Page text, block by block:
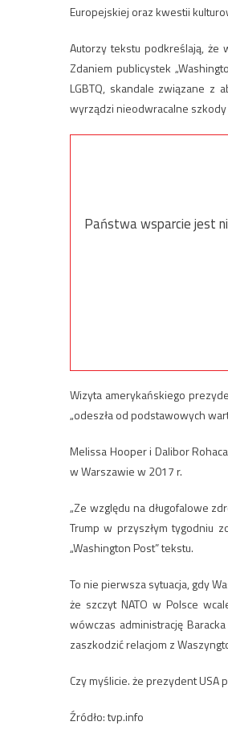
Europejskiej oraz kwestii
Autorzy tekstu podkreślają, że
Zdaniem publicystek
LGBTQ, skandale związane z
wyrządzi nieodwracalne
Państwa wsparcie jest
Wizyta amerykańskiego
„odeszła od podstawowych
Melissa Hooper i Dalibor
w Warszawie w 2017 r.
„Ze względu na długofalowe
Trump w przyszłym tygodniu
„Washington Post” tekstu.
To nie pierwsza sytuacja, gdy
że szczyt NATO w Polsce
wówczas administrację
zaszkodzić relacjom z
Czy myślicie. że prezydent USA
Źródło: tvp.info